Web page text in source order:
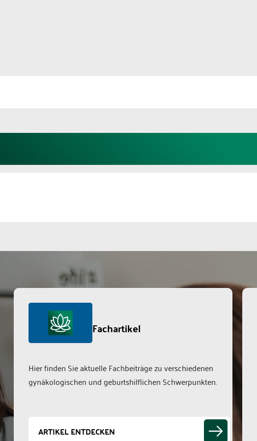
Fachartikel
Hier finden Sie aktuelle Fachbeiträge zu verschiedenen
gynäkologischen und geburtshilflichen Schwerpunkten.
ARTIKEL ENTDECKEN